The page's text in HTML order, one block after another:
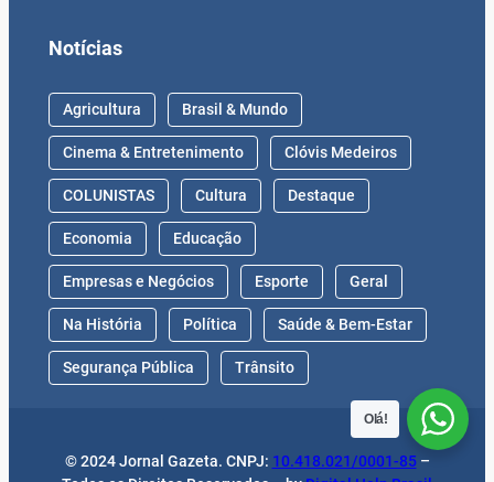
Notícias
Agricultura Brasil & Mundo
Cinema & Entretenimento Clóvis Medeiros
COLUNISTAS Cultura Destaque
Economia Educação
Empresas e Negócios Esporte Geral
Na História Política Saúde & Bem-Estar
Segurança Pública Trânsito
© 2024 Jornal Gazeta. CNPJ: 10.418.021/0001-85–
Olá!